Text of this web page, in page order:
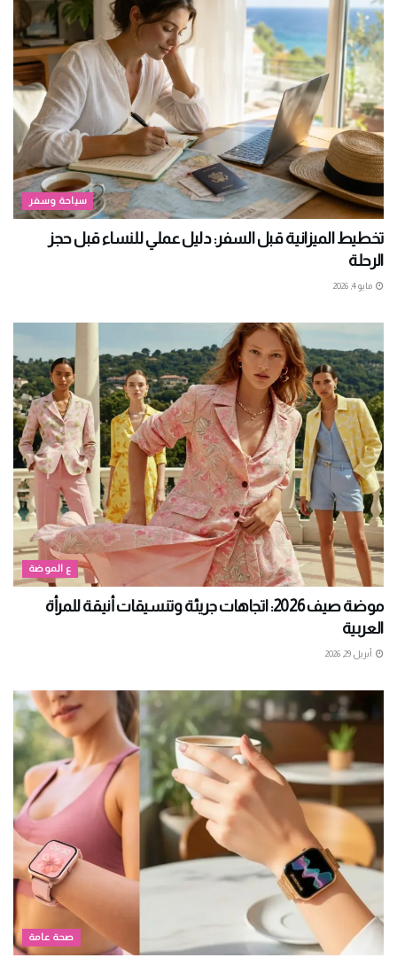
سياحة وسفر
تخطيط الميزانية قبل السفر: دليل عملي للنساء قبل حجز
الرحلة
مايو 4, 2026
ع الموضة
موضة صيف 2026: اتجاهات جريئة وتنسيقات أنيقة للمرأة
العربية
أبريل 29, 2026
صحة عامة